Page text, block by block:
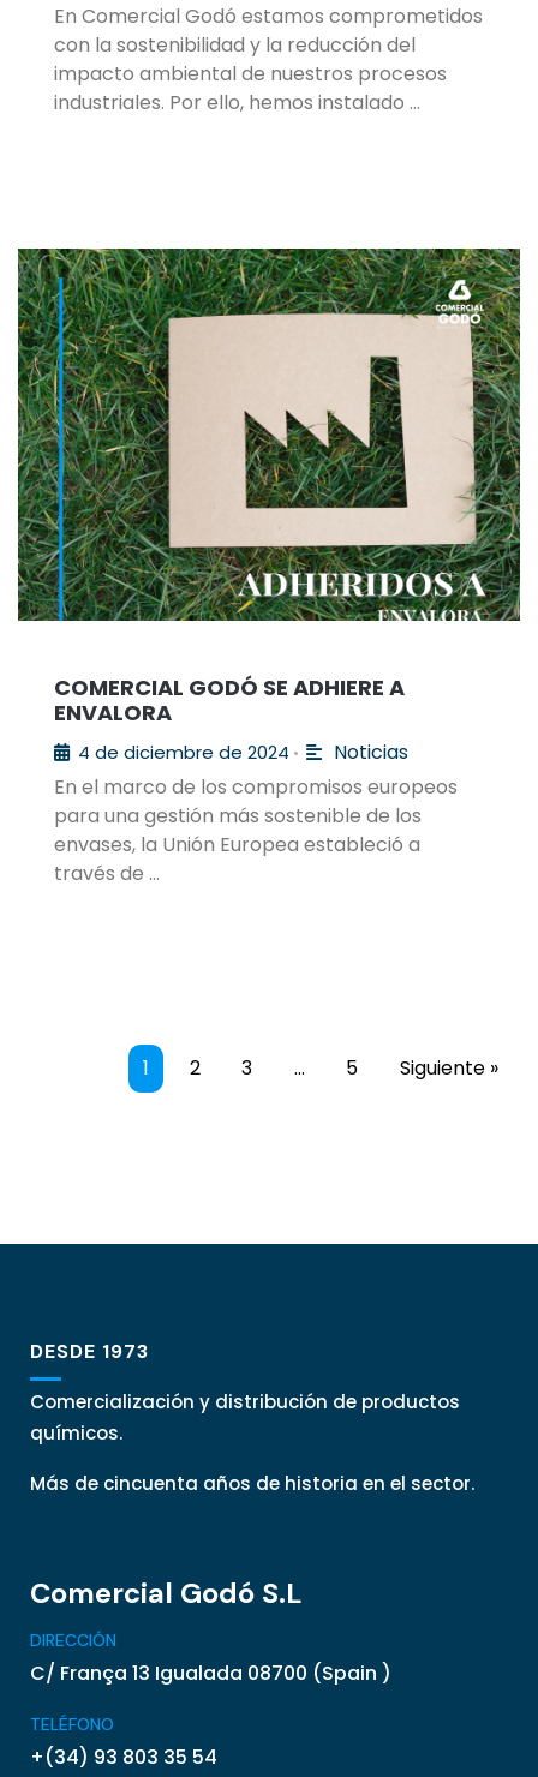
En Comercial Godó estamos comprometidos
con la sostenibilidad y la reducción del
impacto ambiental de nuestros procesos
industriales. Por ello, hemos instalado …
COMERCIAL GODÓ SE ADHIERE A
ENVALORA
4 de diciembre de 2024 •
Noticias
En el marco de los compromisos europeos
para una gestión más sostenible de los
envases, la Unión Europea estableció a
través de …
1 2 3 … 5 Siguiente »
DESDE 1973
Comercialización y distribución de productos
químicos.
Más de cincuenta años de historia en el sector.
Comercial Godó S.L
DIRECCIÓN
C/ França 13 Igualada 08700 (Spain )
TELÉFONO
+(34) 93 803 35 54